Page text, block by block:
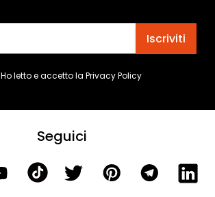
Iscriviti
Ho letto e accetto la Privacy Policy
Seguici